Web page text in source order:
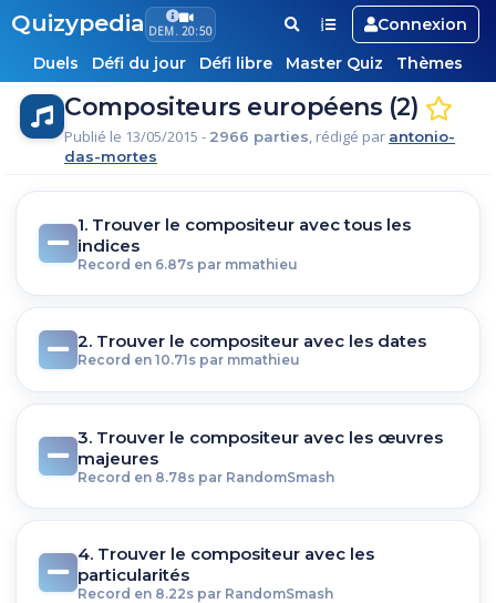
Quizypedia DEM. 20:50
Connexion
Duels
Défi du jour Défi libre Master Quiz Thèmes
Compositeurs européens (2)
Publié le 13/05/2015 - 2966 parties, rédigé par antonio-
das-mortes
1. Trouver le compositeur avec tous les
indices
Record en 6.87s par mmathieu
2. Trouver le compositeur avec les dates
Record en 10.71s par mmathieu
3. Trouver le compositeur avec les œuvres
majeures
Record en 8.78s par RandomSmash
4. Trouver le compositeur avec les
particularités
Record en 8.22s par RandomSmash